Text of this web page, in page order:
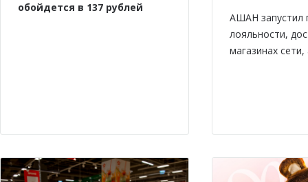
обойдется в 137 рублей
АШАН запустил
лояльности,
магазинах